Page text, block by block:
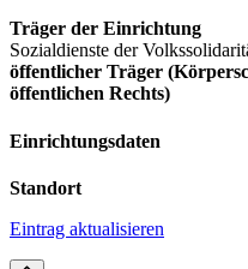
Träger der Einrichtung
Sozialdienste der
öffentlicher Träger
öffentlichen Rechts)
Einrichtungsdaten
Standort
Eintrag aktualisieren